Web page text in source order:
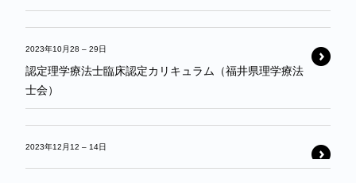
2023年10月28 – 29日
認定理学療法士臨床認定カリキュラム（福井県理学療法
士会）
2023年12月12 – 14日